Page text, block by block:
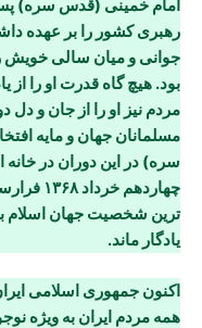
امام خمینی (قدس سره) پس
رهبری کشور را بر عهده
جوانی و میان سالی خویش
بود. هیچ گاه قدرت او را از
مردم نیز او را از جان و
مسلمانان جهان و مایه
سره) در این دوران در
چهاردهم خرداد ۱۳۶۸ فرارسید؛
ترین شخصیت جهان اسلام
یادگار ماند.
اکنون جمهوری اسلامی
همه مردم ایران به ویژه